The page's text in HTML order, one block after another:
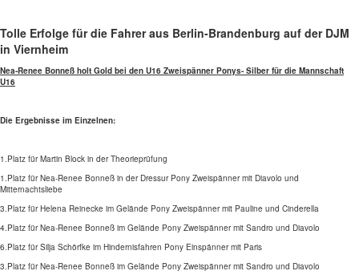
Tolle Erfolge für die Fahrer aus Berlin-Brandenburg auf der DJM
in Viernheim
Nea-Renee Bonneß holt Gold bei den U16 Zweispänner Ponys- Silber für die Mannschaft
U16
Die Ergebnisse im Einzelnen:
1.Platz für Martin Block in der Theorieprüfung
1.Platz für Nea-Renee Bonneß in der Dressur Pony Zweispänner mit Diavolo und
Mitternachtsliebe
3.Platz für Helena Reinecke im Gelände Pony Zweispänner mit Pauline und Cinderella
4.Platz für Nea-Renee Bonneß im Gelände Pony Zweispänner mit Sandro und Diavolo
6.Platz für Silja Schörfke im Hindernisfahren Pony Einspänner mit Paris
3.Platz für Nea-Renee Bonneß im Gelände Pony Zweispänner mit Sandro und Diavolo